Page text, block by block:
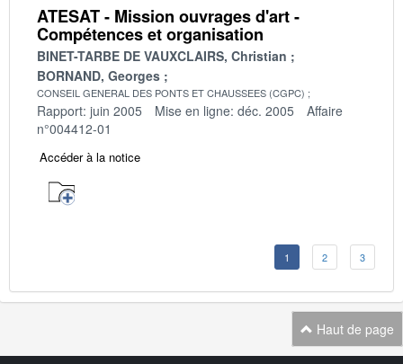
ATESAT - Mission ouvrages d'art -
Compétences et organisation
BINET-TARBE DE VAUXCLAIRS, Christian
BORNAND, Georges
CONSEIL GENERAL DES PONTS ET CHAUSSEES (CGPC)
Rapport: juin 2005 Mise en ligne: déc. 2005
Affaire
n°004412-01
Accéder à la notice
1 2 3
Haut de page